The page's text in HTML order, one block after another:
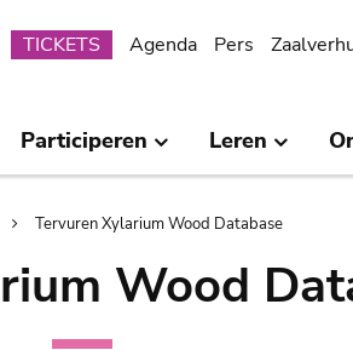
Submenu
TICKETS Agenda Pers
Participeren Leren
Tervuren Xylarium Wood Database
Wood